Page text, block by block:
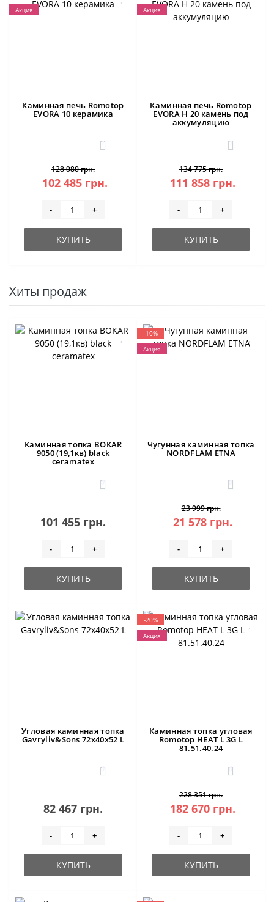
Акция
Каминная печь Romotop
EVORA 10 керамика
1
128 080 грн.
102 485 грн.
- +
КУПИТЬ
Акция
Каминная печь Romotop
EVORA H 20 камень под
аккумуляцию
1
134 775 грн.
111 858 грн.
- +
КУПИТЬ
Хиты продаж
Каминная топка BOKAR
9050 (19,1кв) black
ceramatex
0
101 455 грн.
- +
КУПИТЬ
-10%
Акция
Чугунная каминная топка
NORDFLAM ETNA
0
23 999 грн.
21 578 грн.
- +
КУПИТЬ
Угловая каминная топка
Gavryliv&Sons 72x40x52 L
0
82 467 грн.
- +
КУПИТЬ
-20%
Акция
Каминная топка угловая
Romotop HEAT L 3G L
81.51.40.24
0
228 351 грн.
182 670 грн.
- +
КУПИТЬ